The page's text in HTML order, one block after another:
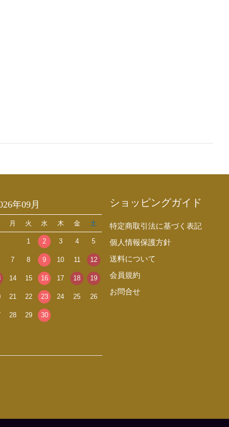
年09月
月 火 水 木 金 土
1 2 3 4 5
7 8 9 10 11 12
14 15 16 17 18 19
21 22 23 24 25 26
28 29 30
ショッピングガイド
特定商取引法に基づく表記
個人情報保護方針
送料について
会員規約
お問合せ